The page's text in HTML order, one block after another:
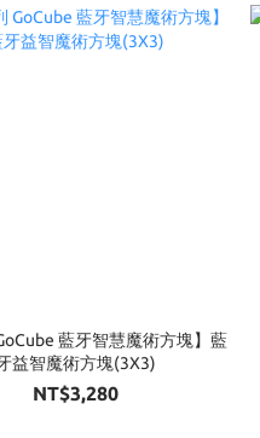
藍牙智慧魔術方塊】藍
益智魔術方塊(3X3)
NT$3,280